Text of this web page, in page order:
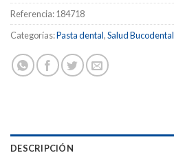
Referencia:184718
Categorías:Pasta dental,Salud Bucodental
DESCRIPCIÓN